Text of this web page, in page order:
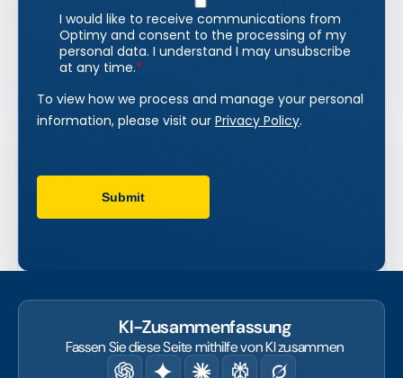
KI-Zusammenfassung
Fassen Sie diese Seite mithilfe von KI zusammen